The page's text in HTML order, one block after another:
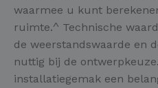
waarmee u kunt
ruimte.^ Technische
de weerstandswaarde en
nuttig bij de
installatiegemak een